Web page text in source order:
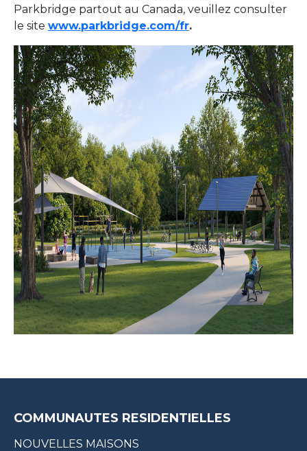
Parkbridge partout au Canada, veuillez consulter
le site www.parkbridge.com/fr.
COMMUNAUTES RESIDENTIELLES
NOUVELLES MAISONS